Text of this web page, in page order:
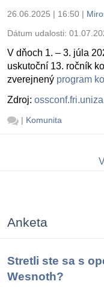
26.06.2025 | 16:50 |
Dátum udalosti:
V dňoch 1. – 3. júla
uskutoční 13. ročník
zverejnený program
Zdroj:
| Komunita
Anketa
Stretli ste sa s
Wesnoth?